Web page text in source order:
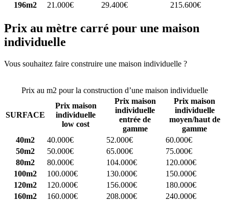
196m2
21.000€ 29.400€ 215.600€
Prix au mètre carré pour une maison
individuelle
Vous souhaitez faire construire une maison individuelle ?
Prix au m2 pour la construction d’une maison individuelle
SURFACE
Prix maison
individuelle
low cost
Prix maison
individuelle
entrée de
gamme
Prix maison
individuelle
moyen/haut de
gamme
40m2
40.000€ 52.000€
60.000€
50m2
50.000€ 65.000€
75.000€
80m2
80.000€ 104.000€
120.000€
100m2
100.000€ 130.000€
150.000€
120m2
120.000€ 156.000€
180.000€
160m2
160.000€ 208.000€
240.000€